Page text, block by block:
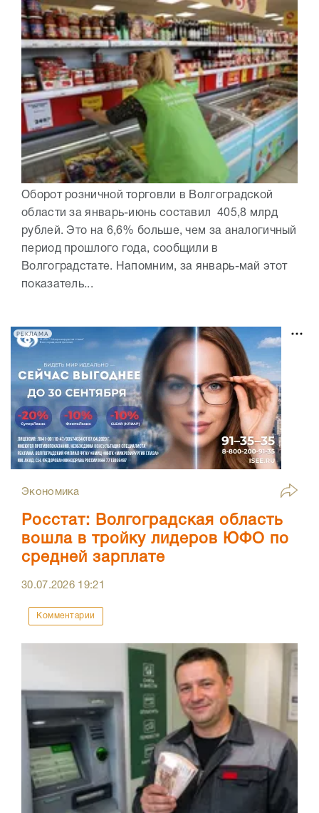
Оборот розничной торговли в Волгоградской
области за январь-июнь составил 405,8 млрд
рублей. Это на 6,6% больше, чем за аналогичный
период прошлого года, сообщили в
Волгоградстате. Напомним, за январь-май этот
показатель...
РЕКЛАМА
Экономика
Росстат: Волгоградская область
вошла в тройку лидеров ЮФО по
средней зарплате
30.07.2026 19:21
Комментарии